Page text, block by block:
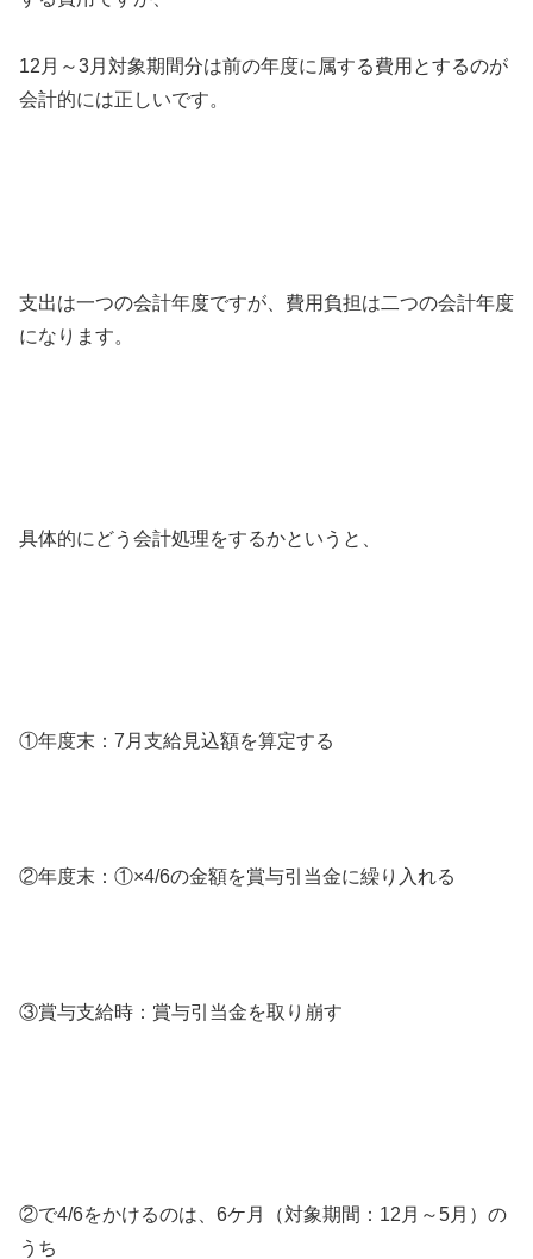
12月～3月対象期間分は前の年度に属する費用とするのが
会計的には正しいです。
支出は一つの会計年度ですが、費用負担は二つの会計年度
になります。
具体的にどう会計処理をするかというと、
①年度末：7月支給見込額を算定する
②年度末：①×4/6の金額を賞与引当金に繰り入れる
③賞与支給時：賞与引当金を取り崩す
②で4/6をかけるのは、6ケ月（対象期間：12月～5月）の
うち